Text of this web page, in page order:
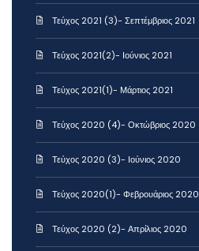
Τεύχος 2021 (3)- Σεπτέμβριος 2021
Τεύχος 2021(2)- Ιούνιος 2021
Τεύχος 2021(1)- Μάρτιος 2021
Τεύχος 2020 (4)- Οκτώβριος 2020
Τεύχος 2020 (3)- Ιούνιος 2020
Τεύχος 2020(1)- Φεβρουάριος 2020
Τεύχος 2020 (2)- Απρίλιος 2020